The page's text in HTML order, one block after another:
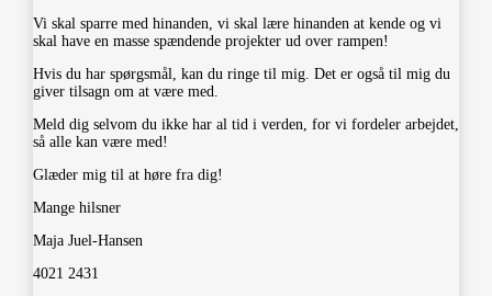
Vi skal sparre med hinanden, vi skal lære hinanden at kende og vi
skal have en masse spændende projekter ud over rampen!
Hvis du har spørgsmål, kan du ringe til mig. Det er også til mig du
giver tilsagn om at være med.
Meld dig selvom du ikke har al tid i verden, for vi fordeler arbejdet,
så alle kan være med!
Glæder mig til at høre fra dig!
Mange hilsner
Maja Juel-Hansen
4021 2431